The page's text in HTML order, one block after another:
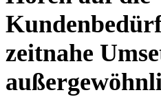
zeitnahe